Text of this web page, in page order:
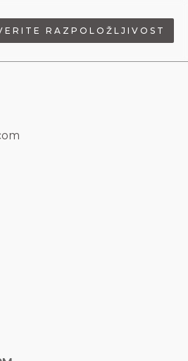
RAZPOLOŽLJIVOST